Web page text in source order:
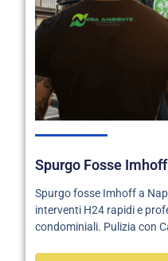
Spurgo Fosse
Spurgo fosse Imhoff a
interventi H24 rapidi e
condominiali. Pulizia con